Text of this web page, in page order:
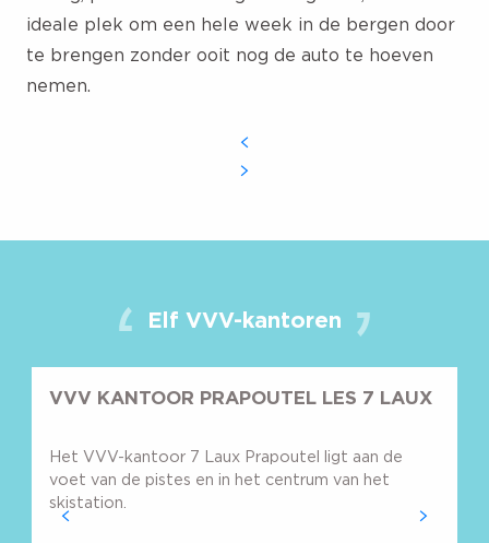
ideale plek om een hele week in de bergen door
te brengen zonder ooit nog de auto te hoeven
nemen.
Elf VVV-kantoren
VVV KANTOOR PRAPOUTEL LES 7 LAUX
Het VVV-kantoor 7 Laux Prapoutel ligt aan de
voet van de pistes en in het centrum van het
skistation.